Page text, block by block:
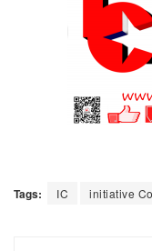
Tags: IC initiative